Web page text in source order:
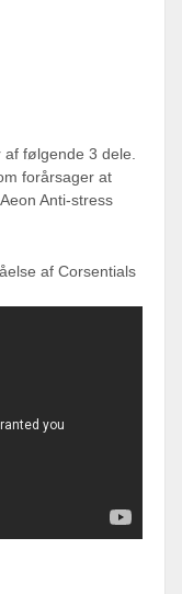
af følgende 3 dele.
forårsager at
Anti-stress
af Corsentials